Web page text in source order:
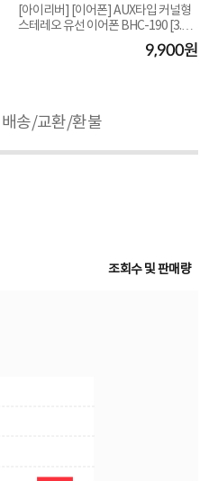
[아이리버] [이어폰] AUX타입 커널형
스테레오 유선 이어폰 BHC-190 [3.5
9,900원
배송/교환/환불
조회수 및 판매량